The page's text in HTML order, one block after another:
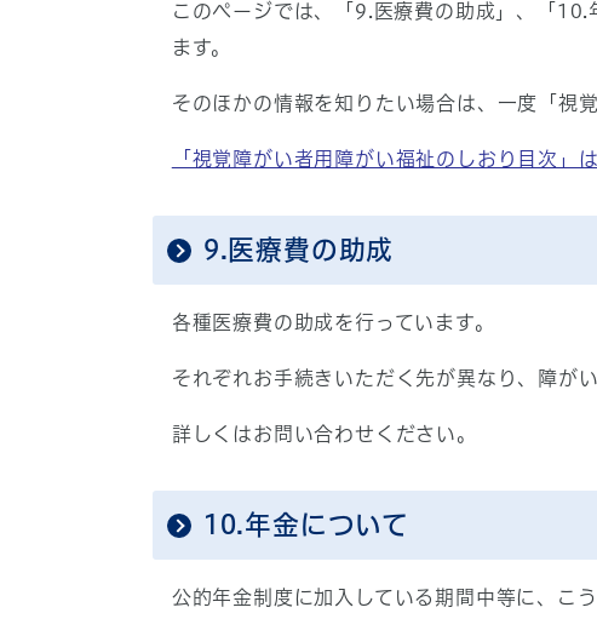
このページでは、「9.医療費の助成」、「
ます。
そのほかの情報を知りたい場合は、一度「視
「視覚障がい者用障がい福祉のしおり目次」
9.医療費の助成
各種医療費の助成を行っています。
それぞれお手続きいただく先が異なり、障が
詳しくはお問い合わせください。
10.年金について
公的年金制度に加入している期間中等に、こ